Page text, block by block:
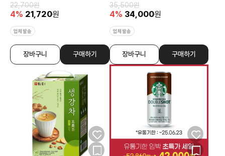
22,700원
4% 21,720원
업체발송
장바구니 구매하기
35,500원
4% 34,000원
업체발송
장바구니 구매하기